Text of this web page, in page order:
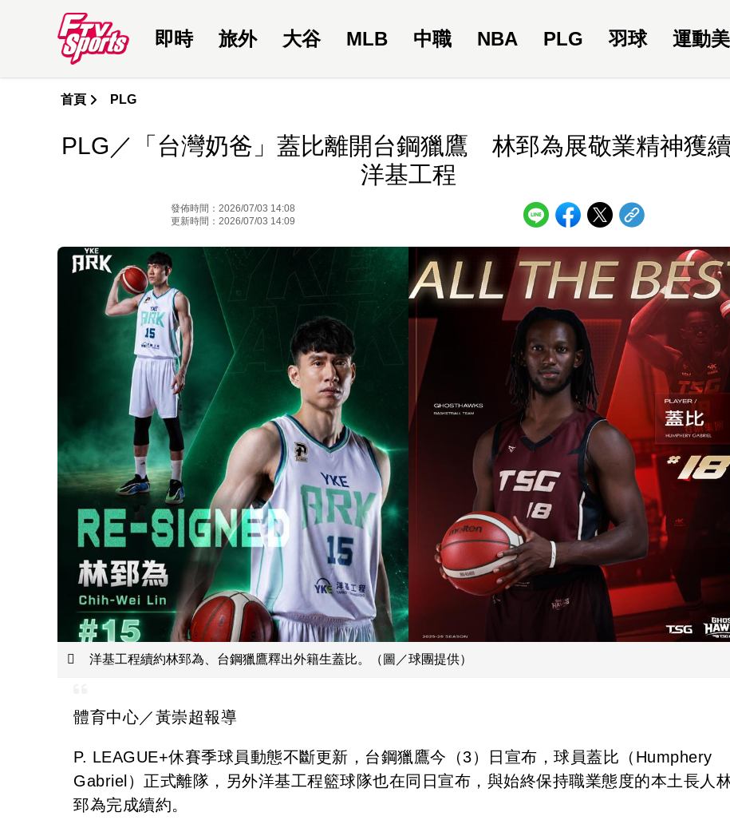
即時 旅外 大谷 MLB 中職 NBA PLG 羽球 運動
首頁 PLG
PLG／「台灣奶爸」蓋比離開台鋼獵鷹 林郅為展敬業精神獲
洋基工程
發佈時間：2026/07/03 14:08
更新時間：2026/07/03 14:09
洋基工程續約林郅為、台鋼獵鷹釋出外籍生蓋比。（圖／球團提供）
體育中心／黃崇超報導
P. LEAGUE+休賽季球員動態不斷更新，台鋼獵鷹今（3）日宣布，球員蓋比（Humphery
Gabriel）正式離隊，另外洋基工程籃球隊也在同日宣布，與始終保持職業態度的本土長人
郅為完成續約。